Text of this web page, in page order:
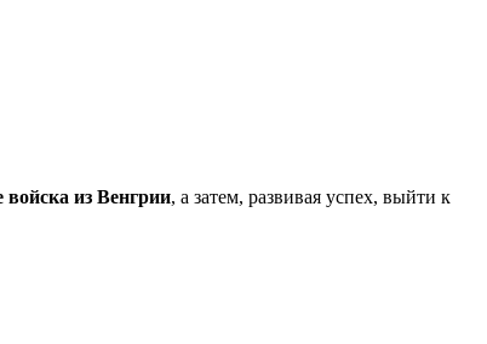
из Венгрии, а затем, развивая успех, выйти к